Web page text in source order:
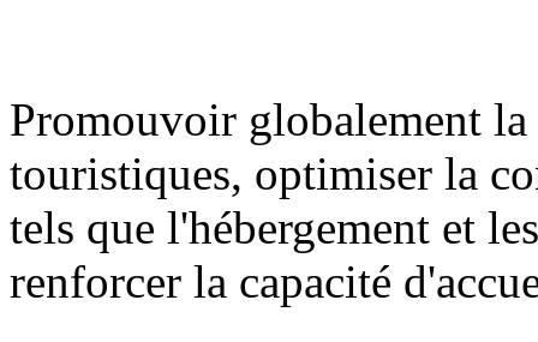
Promouvoir globalement
touristiques, optimiser la
tels que l'hébergement et
renforcer la capacité